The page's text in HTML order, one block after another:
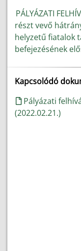
PÁLYÁZATI
részt vevő
helyzetű fiatalok
befejezésének
Kapcsolódó
Pályázati
(2022.02.21.)